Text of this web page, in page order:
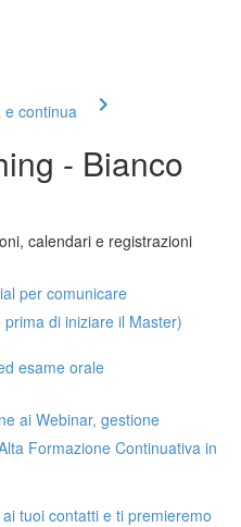
e continua
- Bianco
calendari e registrazioni
per comunicare
di iniziare il Master)
esame orale
ai Webinar, gestione
Formazione Continuativa in
tuoi contatti e ti premieremo